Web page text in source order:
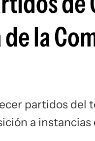
la
partidos del
a instancias